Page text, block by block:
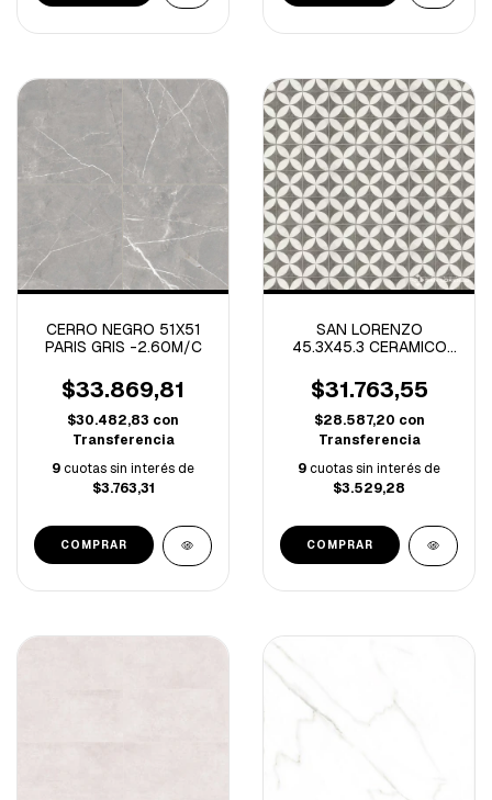
CERRO NEGRO 51X51
PARIS GRIS -2.60M/C
$33.869,81
$30.482,83 con
Transferencia
9cuotas sin interés de
$3.763,31
SAN LORENZO
45.3X45.3 CERAMICO
-2.255M/C
$31.763,55
$28.587,20 con
Transferencia
9cuotas sin interés de
$3.529,28